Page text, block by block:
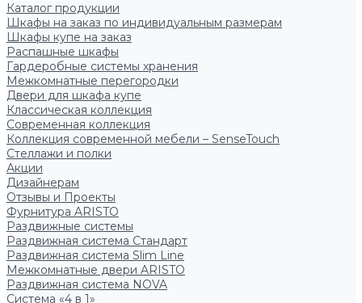
Каталог продукции
Шкафы на заказ по индивидуальным размерам
Шкафы купе на заказ
Распашные шкафы
Гардеробные системы хранения
Межкомнатные перегородки
Двери для шкафа купе
Классическая коллекция
Современная коллекция
Коллекция современной мебели – SenseTouch
Стеллажи и полки
Акции
Дизайнерам
Отзывы и Проекты
Фурнитура ARISTO
Раздвижные системы
Раздвижная система Стандарт
Раздвижная система Slim Line
Межкомнатные двери ARISTO
Раздвижная система NOVA
Система «4 в 1»